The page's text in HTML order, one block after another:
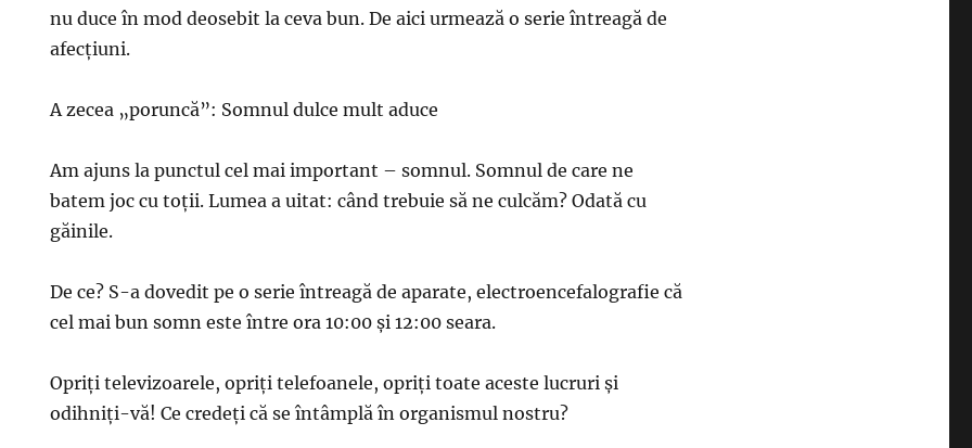
nu duce în mod deosebit la ceva bun. De aici urmează o serie întreagă de
afecţiuni.
A zecea „poruncă”: Somnul dulce mult aduce
Am ajuns la punctul cel mai important – somnul. Somnul de care ne
batem joc cu toţii. Lumea a uitat: când trebuie să ne culcăm? Odată cu
găinile.
De ce? S-a dovedit pe o serie întreagă de aparate, electroencefalografie că
cel mai bun somn este între ora 10:00 și 12:00 seara.
Opriţi televizoarele, opriţi telefoanele, opriţi toate aceste lucruri şi
odihniţi-vă! Ce credeţi că se întâmplă în organismul nostru?